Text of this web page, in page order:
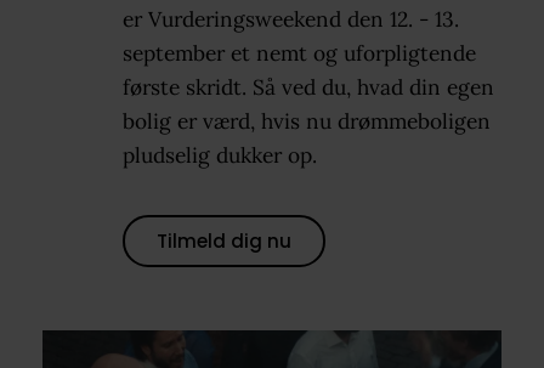
er Vurderingsweekend den 12. - 13.
september et nemt og uforpligtende
første skridt. Så ved du, hvad din egen
bolig er værd, hvis nu drømmeboligen
pludselig dukker op.
Tilmeld dig nu